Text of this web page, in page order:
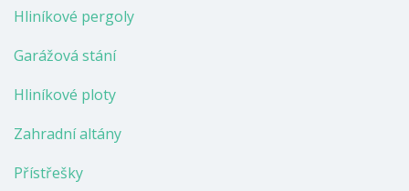
Hliníkové pergoly
Garážová stání
Hliníkové ploty
Zahradní altány
Přístřešky